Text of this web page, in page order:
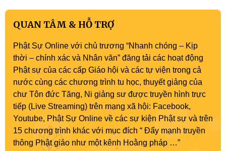
QUAN TÂM & HỖ TRỢ
Phật Sự Online với chủ trương “Nhanh chóng – Kịp
thời – chính xác và Nhân văn” đăng tải các hoạt động
Phật sự của các cấp Giáo hội và các tự viện trong cả
nước cùng các chương trình tu học, thuyết giảng của
chư Tôn đức Tăng, Ni giảng sư được truyền hình trực
tiếp (Live Streaming) trên mạng xã hội: Facebook,
Youtube, Phật Sự Online về các sự kiện Phật sự và trên
15 chương trình khác với mục đích “ Đẩy mạnh truyền
thông Phật giáo như một kênh Hoằng pháp …”